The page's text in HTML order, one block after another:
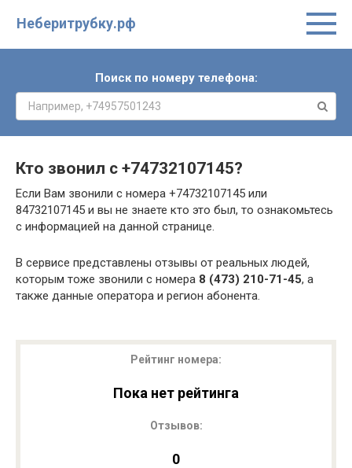
Неберитрубку.рф
Поиск по номеру телефона:
Кто звонил с +74732107145?
Если Вам звонили с номера +74732107145 или
84732107145 и вы не знаете кто это был, то ознакомьтесь
с информацией на данной странице.
В сервисе представлены отзывы от реальных людей,
которым тоже звонили с номера 8 (473) 210-71-45, а
также данные оператора и регион абонента.
Рейтинг номера:
Пока нет рейтинга
Отзывов:
0